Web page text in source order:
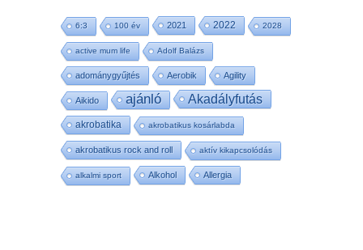
6:3 100 év 2021 2022 2028
active mum life Adolf Balázs
adománygyűjtés Aerobik Agility
Aikido ajánló Akadályfutás
akrobatika akrobatikus kosárlabda
akrobatikus rock and roll aktív kikapcsolódás
alkalmi sport Alkohol Allergia